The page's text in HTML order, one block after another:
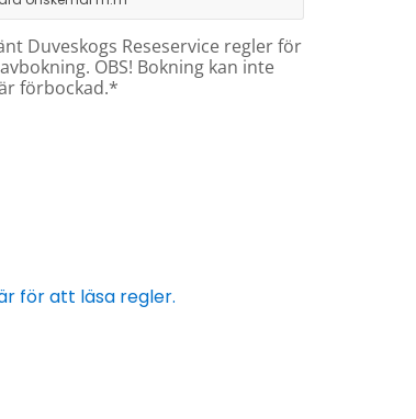
Duveskogs Reseservice regler för
OBS! Bokning kan inte
förbockad.*
för att läsa regler.